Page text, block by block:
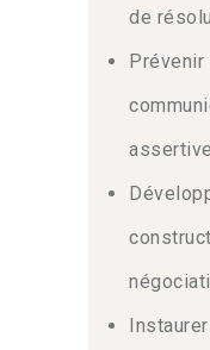
principal de
Dans cette
assertive
découvrirez
pour sortir
élaborer
de
Prévenir
assertive.